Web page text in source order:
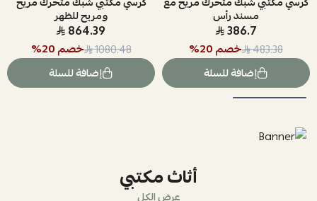
مسند رأس
386.7
483.38 خصم20
%
إضافة للسلة
ومريح للظهر
864.39
1080.48 خصم20
%
إضافة للسلة
أثاث مكتبي
عرض الكل